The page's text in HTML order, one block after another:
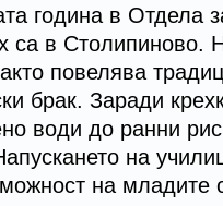
година в Отдела
са в Столипиново.
повелява
брак. Заради
води до ранни
на
на младите